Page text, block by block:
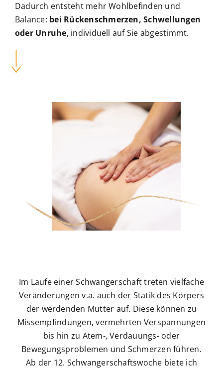
Dadurch entsteht mehr Wohlbefinden und
Balance: bei Rückenschmerzen, Schwellungen
oder Unruhe, individuell auf Sie abgestimmt.
Im Laufe einer Schwangerschaft treten vielfache
Veränderungen v.a. auch der Statik des Körpers
der werdenden Mutter auf. Diese können zu
Missempfindungen, vermehrten Verspannungen
bis hin zu Atem-, Verdauungs- oder
Bewegungsproblemen und Schmerzen führen.
Ab der 12. Schwangerschaftswoche biete ich